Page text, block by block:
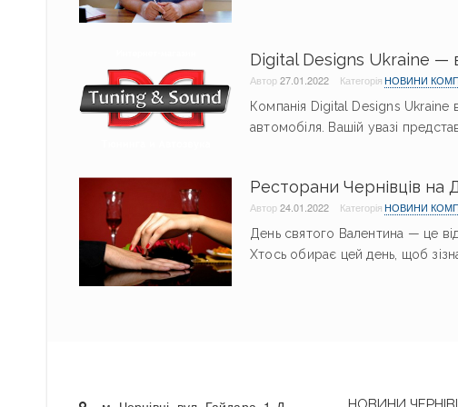
Digital Designs Ukraine —
Автор27.01.2022 КатегоріяНОВИНИ
Компанія Digital Designs Ukraine
автомобіля. Вашій увазі
Ресторани Чернівців на
Автор24.01.2022 КатегоріяНОВИНИ
День святого Валентина — це
Хтось обирає цей день, щоб